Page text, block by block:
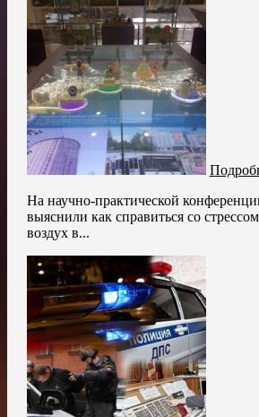
На научно-практической
выяснили как справиться со
воздух в...